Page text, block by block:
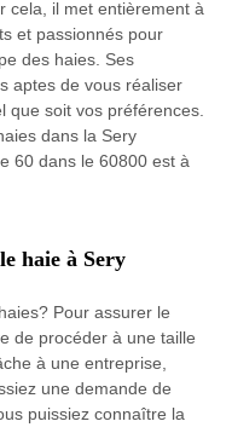
cela, il met entièrement à
et passionnés pour
des haies. Ses
aptes de vous réaliser
que soit vos préférences.
dans la Sery
60 dans le 60800 est à
haie à Sery
Pour assurer le
de procéder à une taille
à une entreprise,
une demande de
puissiez connaître la